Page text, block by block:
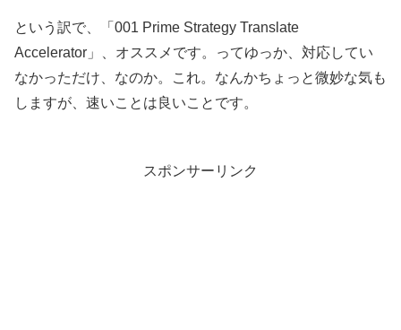
という訳で、「001 Prime Strategy Translate
Accelerator」、オススメです。ってゆっか、対応してい
なかっただけ、なのか。これ。なんかちょっと微妙な気も
しますが、速いことは良いことです。
スポンサーリンク